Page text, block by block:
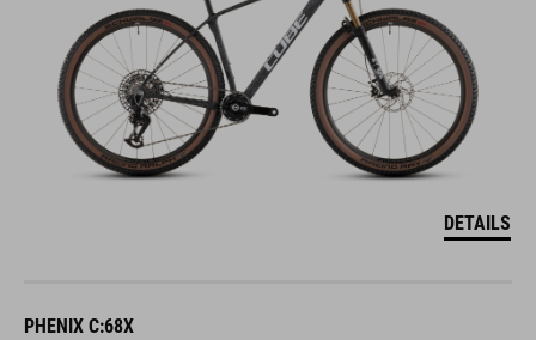
DETAILS
PHENIX C:68X